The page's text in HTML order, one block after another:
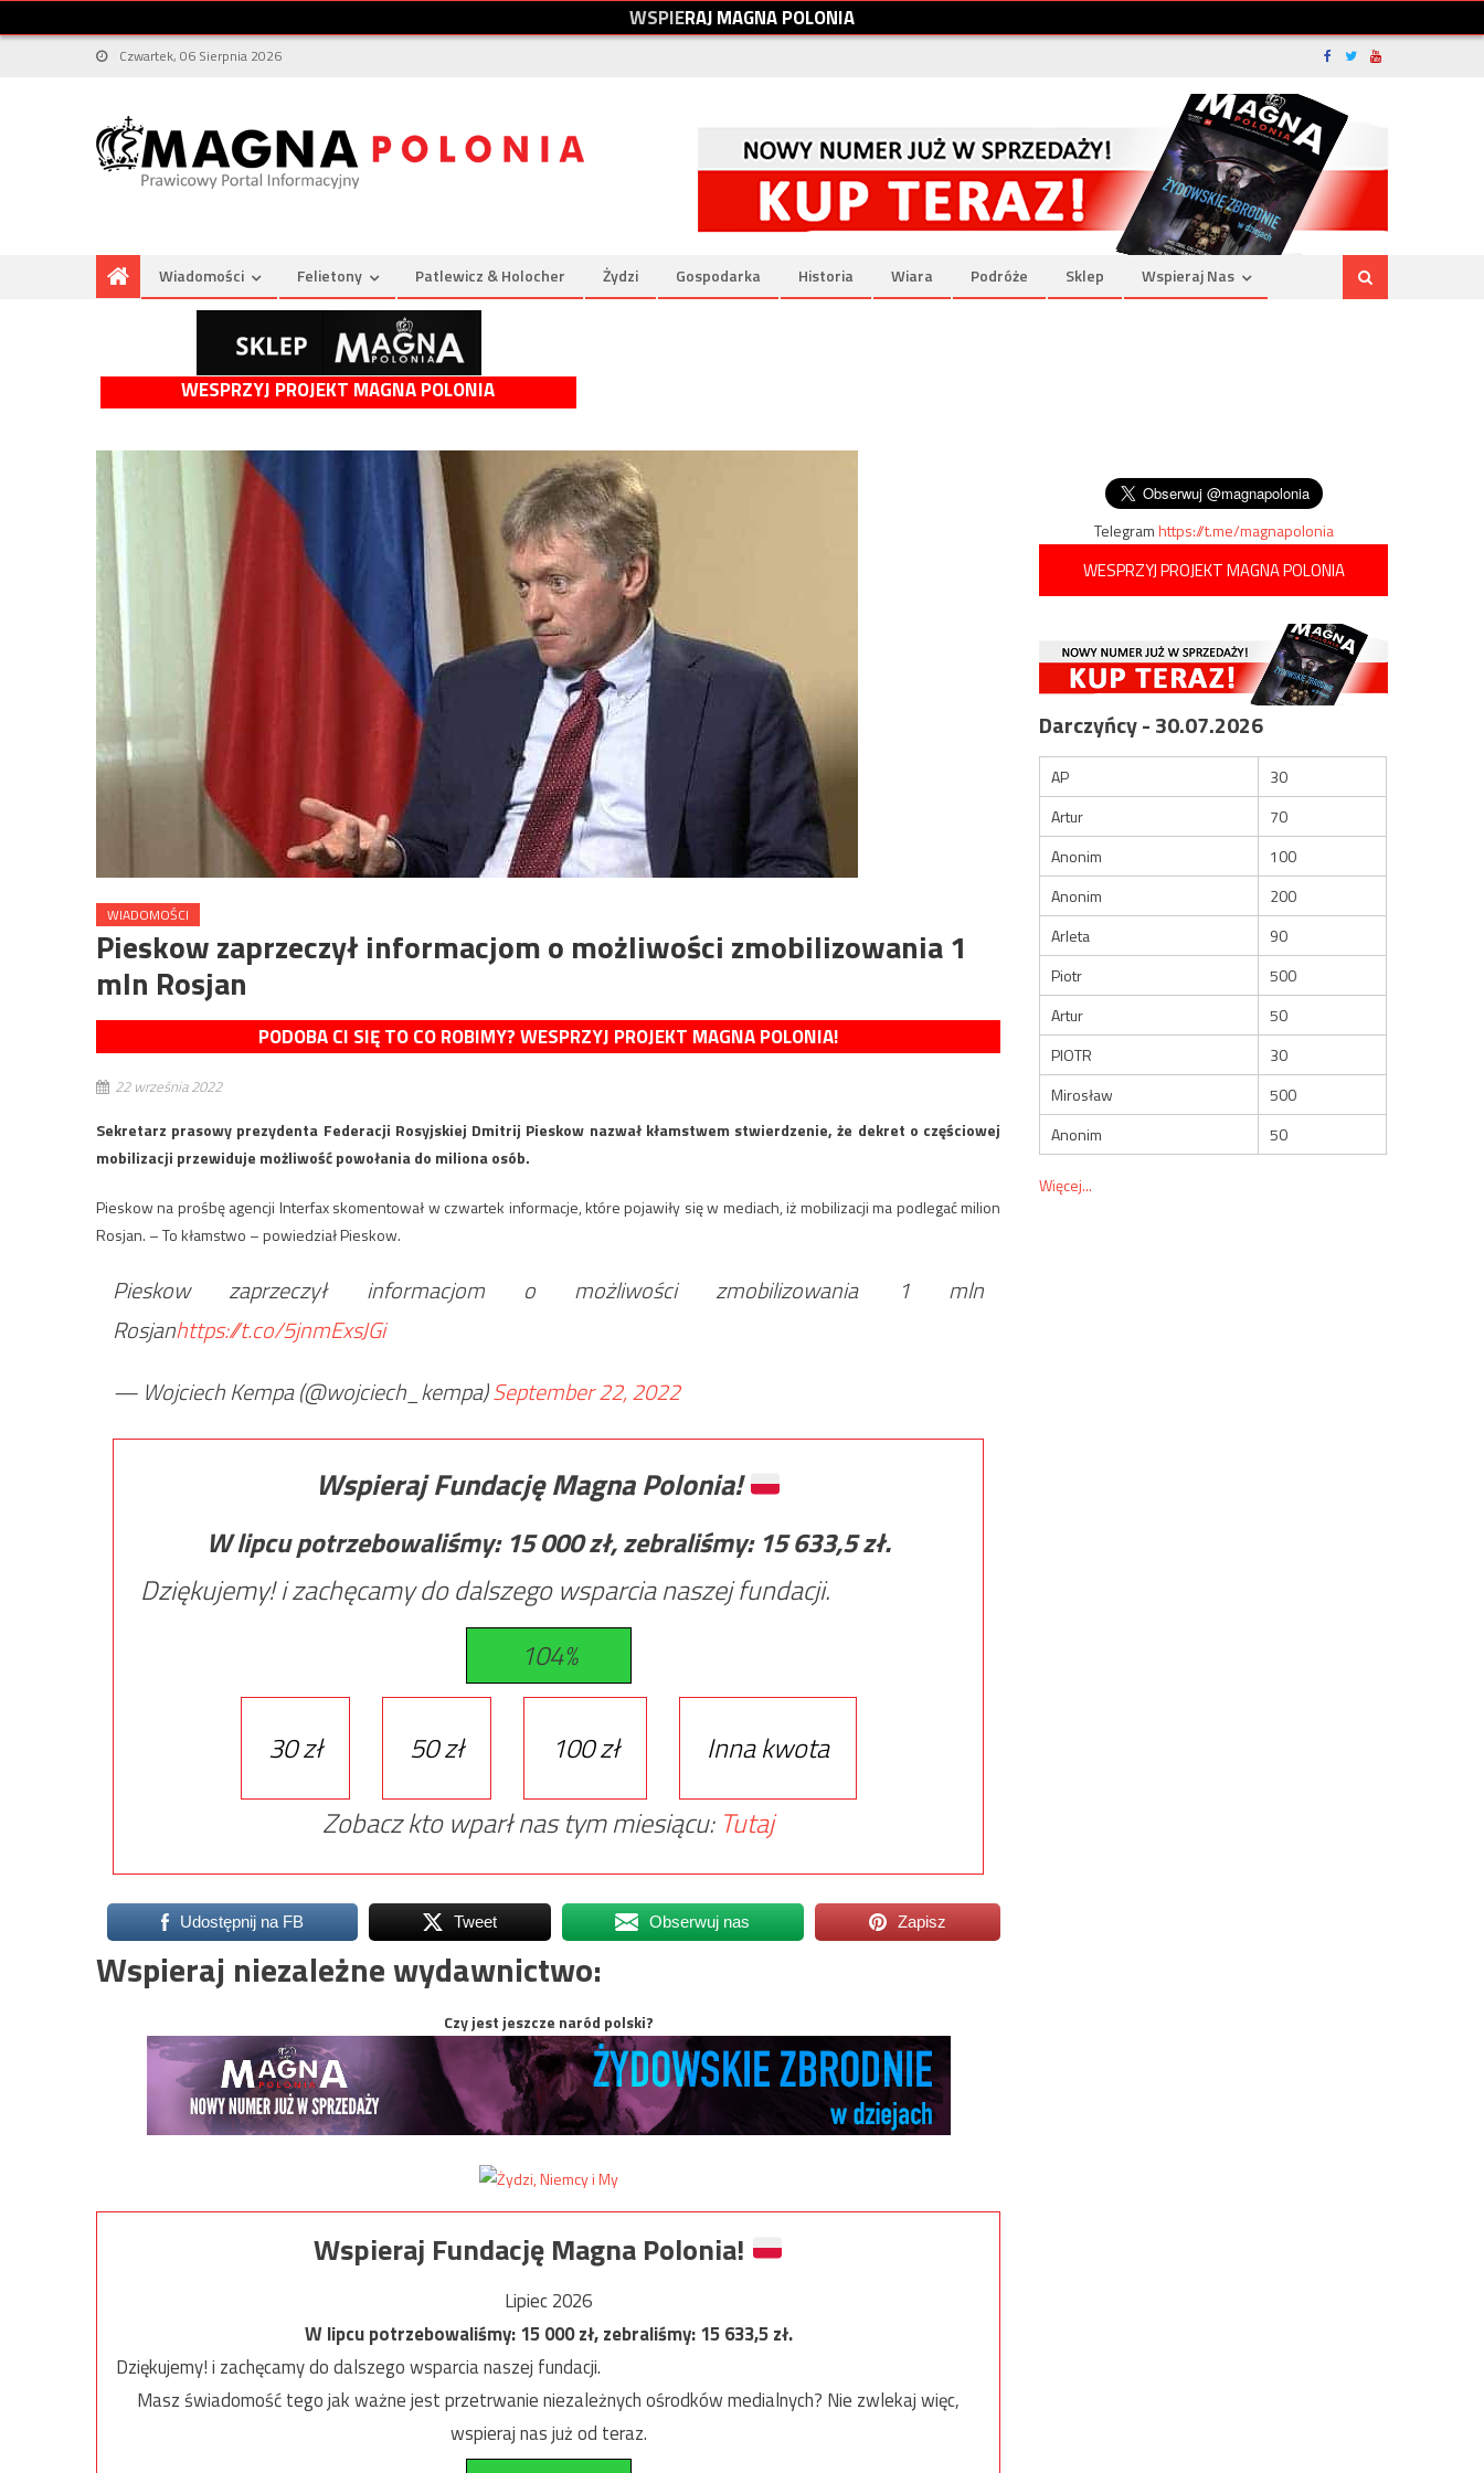
WSPIERAJMAGNAPOLONIA
Czwartek, 06 Sierpnia 2026
Wiadomości Felietony Patlewicz & Holocher Żydzi Gospodarka Historia Wiara Podróże Sklep Wspieraj Nas
WESPRZYJ PROJEKT MAGNA POLONIA
WIADOMOŚCI
Pieskow zaprzeczył informacjom o możliwości zmobilizowania 1
mln Rosjan
PODOBA CI SIĘ TO CO ROBIMY? WESPRZYJ PROJEKT MAGNA POLONIA!
22 września 2022
Sekretarz prasowy prezydenta Federacji Rosyjskiej Dmitrij Pieskow nazwał kłamstwem stwierdzenie, że dekret o częściowej
mobilizacji przewiduje możliwość powołania do miliona osób.
Pieskow na prośbę agencji Interfax skomentował w czwartek informacje, które pojawiły się w mediach, iż mobilizacji ma podlegać milion
Rosjan. – To kłamstwo – powiedział Pieskow.
Pieskow zaprzeczył informacjom o możliwości zmobilizowania 1 mln
Rosjanhttps://t.co/5jnmExsJGi
— Wojciech Kempa (@wojciech_kempa)September 22, 2022
Wspieraj Fundację Magna Polonia!
W lipcu potrzebowaliśmy: 15 000zł, zebraliśmy: 15 633,5zł.
Dziękujemy! i zachęcamy do dalszego wsparcia naszej fundacji.
104%
30 zł 50 zł 100 zł
Inna kwota
Zobacz kto wparł nas tym miesiącu: Tutaj
Udostępnij na FB Tweet Obserwuj nas Zapisz
Wspieraj niezależne wydawnictwo:
Czy jest jeszcze naród polski?
Wspieraj Fundację Magna Polonia!
Lipiec 2026
W lipcu potrzebowaliśmy:15 000zł, zebraliśmy:15 633,5zł.
Dziękujemy! i zachęcamy do dalszego wsparcia naszej fundacji.
Masz świadomość tego jak ważne jest przetrwanie niezależnych ośrodków medialnych? Nie zwlekaj więc,
wspieraj nas już od teraz.
Telegramhttps://t.me/magnapolonia
WESPRZYJ PROJEKT MAGNA POLONIA
Darczyńcy - 30.07.2026
AP
30
Artur
70
Anonim
100
Anonim
200
Arleta
90
Piotr
500
Artur
50
PIOTR
30
Mirosław
500
Anonim
50
Więcej...